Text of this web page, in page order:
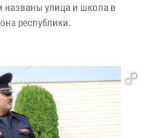
названы улица и школа в
республики.